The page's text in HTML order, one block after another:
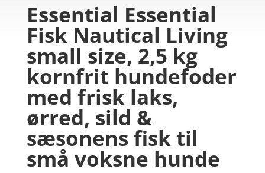
Essential Essential
Fisk Nautical Living
small size, 2,5 kg
kornfrit hundefoder
med frisk laks,
ørred, sild &
sæsonens fisk til
små voksne hunde